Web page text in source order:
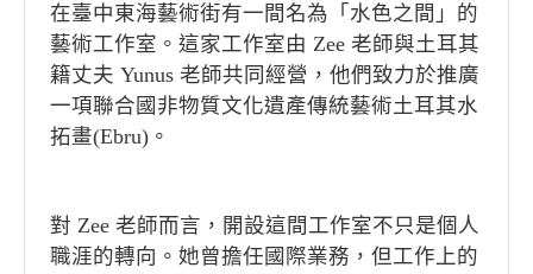
在臺中東海藝術街有一間名為「水色之間」的
藝術工作室。這家工作室由 Zee 老師與土耳其
籍丈夫 Yunus 老師共同經營，他們致力於推廣
一項聯合國非物質文化遺產傳統藝術土耳其水
拓畫(Ebru)。
其期間。在這充滿歷史韻味的伊斯坦堡舊城區
之中，她走進了一間古老的畫室。在那裡，她
對 Zee 老師而言，開設這間工作室不只是個人
職涯的轉向。她曾擔任國際業務，但工作上的